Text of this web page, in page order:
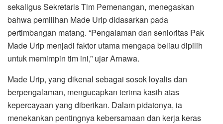
sekaligus Sekretaris Tim Pemenangan, menegaskan
bahwa pemilihan Made Urip didasarkan pada
pertimbangan matang. “Pengalaman dan senioritas Pak
Made Urip menjadi faktor utama mengapa beliau dipilih
untuk memimpin tim ini,” ujar Arnawa.
Made Urip, yang dikenal sebagai sosok loyalis dan
berpengalaman, mengucapkan terima kasih atas
kepercayaan yang diberikan. Dalam pidatonya, ia
menekankan pentingnya kebersamaan dan kerja keras